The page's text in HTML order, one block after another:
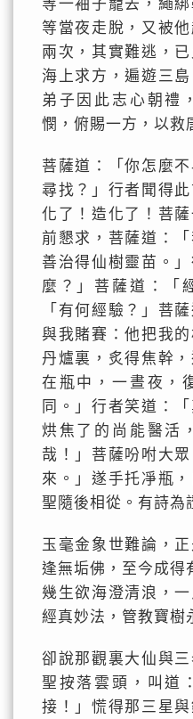
等一袖子籠去，繩
等當夜走脫，又被
兩次，其實難逃，
海上求方，遍遊三
弟子因此志心朝禮
憫，俯賜一方，以救
菩薩道：「你怎麼
尋找？」行者聞得
化了！造化了！菩
前懇求，菩薩道：
善治得仙樹靈苗。
麼？」菩薩道：「
「有何經驗？」菩
與我賭賽：他把我
丹爐裏，炙得焦幹
在瓶中，一晝夜，
同。」行者笑道：
烘焦了的尚能醫活
哉！」菩薩吩咐大
來。」遂手托凈瓶
聖隨後相從。有詩為
玉毫金象世難論，
逢無垢佛，至今成得
幾生欲海澄清浪，
經真妙法，管教寶樹
卻說那觀裏大仙與
聖按落雲頭，叫道
接！」慌得那三星